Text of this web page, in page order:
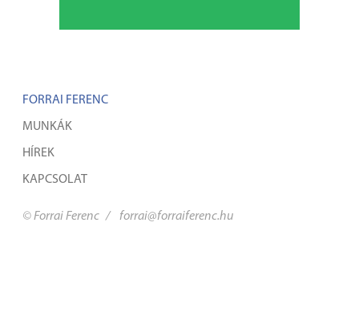
FORRAI FERENC
MUNKÁK
HÍREK
KAPCSOLAT
© Forrai Ferenc / forrai@forraiferenc.hu